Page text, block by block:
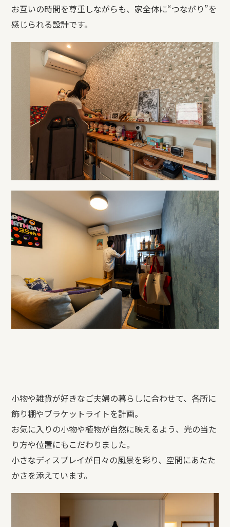
お互いの時間を尊重しながらも、家全体に“つながり”を
感じられる設計です。
小物や雑貨が好きなご夫婦の暮らしに合わせて、各所に
飾り棚やブラケットライトを計画。
お気に入りの小物や植物が自然に映えるよう、光の当た
り方や位置にもこだわりました。
小さなディスプレイが日々の風景を彩り、空間にあたた
かさを添えています。